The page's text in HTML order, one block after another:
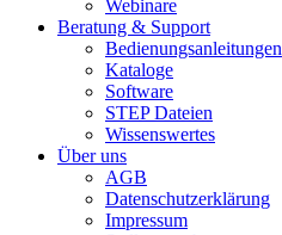
Webinare
Beratung & Support
Bedienungsanleitungen
Kataloge
Software
STEP Dateien
Wissenswertes
Über uns
AGB
Datenschutzerklärung
Impressum